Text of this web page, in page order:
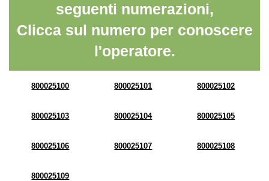
seguenti numerazioni,
Clicca sul numero per conoscere
l'operatore.
800025100 800025101 800025102
800025103 800025104 800025105
800025106 800025107 800025108
800025109